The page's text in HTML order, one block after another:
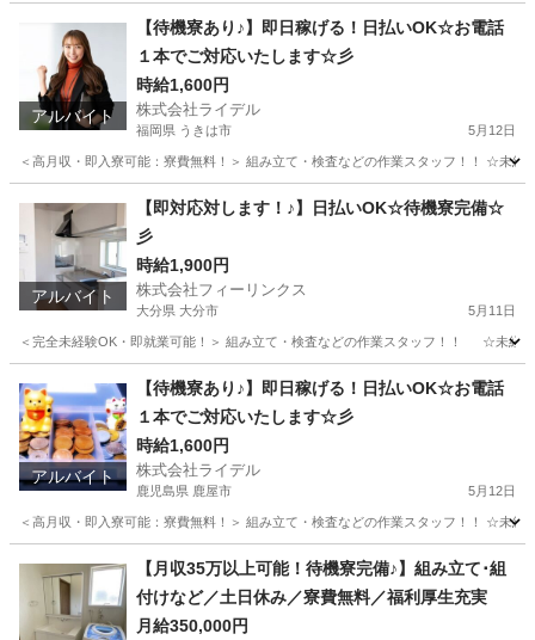
アルバイト
【待機寮あり♪】即日稼げる！日払いOK☆お電話
１本でご対応いたします☆彡
時給1,600円
株式会社ライデル
福岡県 うきは市 5月12日
＜高月収・即入寮可能：寮費無料！＞ 組み立て・検査などの作業スタッフ！！
工場 時給
アルバイト
【即対応対します！♪】日払いOK☆待機寮完備☆
彡
時給1,900円
株式会社フィーリンクス
大分県 大分市 5月11日
＜完全未経験OK・即就業可能！＞ 組み立て・検査などの作業スタッフ！！ ☆未
軽作業 時給
アルバイト
【待機寮あり♪】即日稼げる！日払いOK☆お電話
１本でご対応いたします☆彡
時給1,600円
株式会社ライデル
鹿児島県 鹿屋市 5月12日
＜高月収・即入寮可能：寮費無料！＞ 組み立て・検査などの作業スタッフ！！
工場 時給
【月収35万以上可能！待機寮完備♪】組み立て･組
付けなど／土日休み／寮費無料／福利厚生充実
月給350,000円